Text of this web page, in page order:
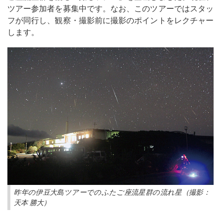
ツアー参加者を募集中です。なお、このツアーではスタッ
フが同行し、観察・撮影前に撮影のポイントをレクチャー
します。
昨年の伊豆大島ツアーでのふたご座流星群の流れ星（撮影：
天本 勝大）